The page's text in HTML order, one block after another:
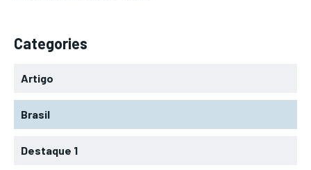
Categories
Artigo
Brasil
Destaque 1